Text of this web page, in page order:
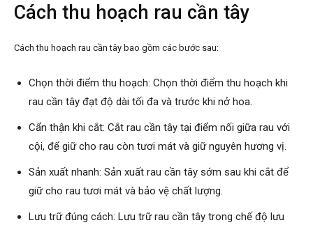
Cách thu hoạch rau cần tây
Cách thu hoạch rau cần tây bao gồm các bước sau:
Chọn thời điểm thu hoạch: Chọn thời điểm thu hoạch khi
rau cần tây đạt độ dài tối đa và trước khi nở hoa.
Cẩn thận khi cắt: Cắt rau cần tây tại điểm nối giữa rau với
cội, để giữ cho rau còn tươi mát và giữ nguyên hương vị.
Sản xuất nhanh: Sản xuất rau cần tây sớm sau khi cắt để
giữ cho rau tươi mát và bảo vệ chất lượng.
Lưu trữ đúng cách: Lưu trữ rau cần tây trong chế độ lưu